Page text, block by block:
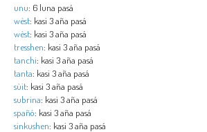
unu: 6 luna pasá
wèst: kasi 3 aña pasá
wèst: kasi 3 aña pasá
tresshen: kasi 3 aña pasá
tanchi: kasi 3 aña pasá
tanta: kasi 3 aña pasá
sùit: kasi 3 aña pasá
subrina: kasi 3 aña pasá
spañó: kasi 3 aña pasá
sinkushen: kasi 3 aña pasá